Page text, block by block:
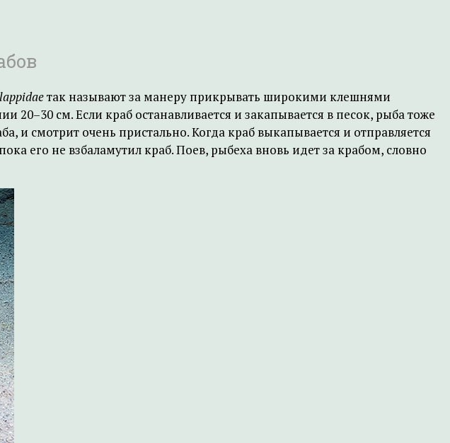
так называют за манеру прикрывать широкими клешнями
см. Если краб останавливается и закапывается в песок, рыба тоже
смотрит очень пристально. Когда краб выкапывается и отправляется
его не взбаламутил краб. Поев, рыбеха вновь идет за крабом, словно